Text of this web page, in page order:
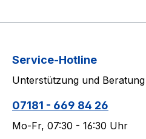
Service-Hotline
Unterstützung und
07181 - 669 84 26
Mo-Fr, 07:30 - 16:30 Uhr